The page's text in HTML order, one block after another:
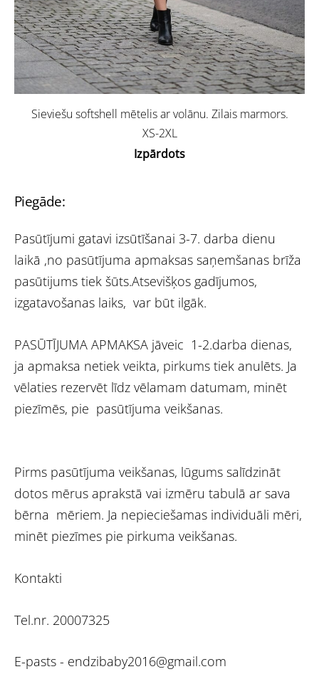
Piegāde:
Pasūtījumi gatavi izsūtīšanai 3-7. darba dienu
laikā ,no pasūtījuma apmaksas saņemšanas brīža
pasūtijums tiek šūts.Atsevišķos gadījumos,
izgatavošanas laiks, var būt ilgāk.
PASŪTĪJUMA APMAKSA jāveic 1-2.darba dienas,
ja apmaksa netiek veikta, pirkums tiek anulēts. Ja
vēlaties rezervēt līdz vēlamam datumam, minēt
piezīmēs, pie pasūtījuma veikšanas.
Pirms pasūtījuma veikšanas, lūgums salīdzināt
dotos mērus aprakstā vai izmēru tabulā ar sava
bērna mēriem. Ja nepieciešamas individuāli mēri,
minēt piezīmes pie pirkuma veikšanas.
Kontakti
Tel.nr. 20007325
E-pasts - endzibaby2016@gmail.com
Sieviešu softshell mētelis ar volānu. Zilais marmors.
XS-2XL
Izpārdots